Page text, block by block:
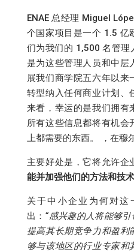
ENAE 总经理 Miguel
个国家项目是一个 1.5 亿
们为我们的 1,500 名管理
是为这些管理人员和中层
展我们商学院五六年以来
转型纳入任何商业计划、
来看，幸运的是我们拥有
所有这些信息都将有机会
上都需要的东西。 ，在穆
主要好处是，它将允许企
能并加强他们的方法和技术
关于中小企业为何对这
出： “感兴趣的人将能够
提高其长期竞争力和盈利
够与该地区的行业专家